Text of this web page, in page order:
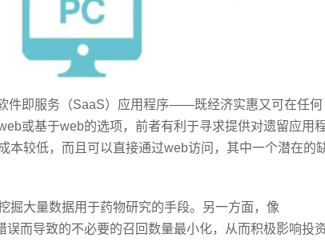
件即服务（SaaS）应用程序——既经济实惠又可在任何
或基于web的选项，前者有利于寻求提供对遗留应用
本较低，而且可以直接通过web访问，其中一个潜在的
掘大量数据用于药物研究的手段。另一方面，像
而导致的不必要的召回数量最小化，从而积极影响投